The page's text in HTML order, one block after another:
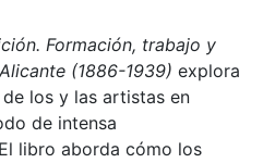
Formación, trabajo y
(1886-1939) explora
los y las artistas en
de intensa
libro aborda cómo los